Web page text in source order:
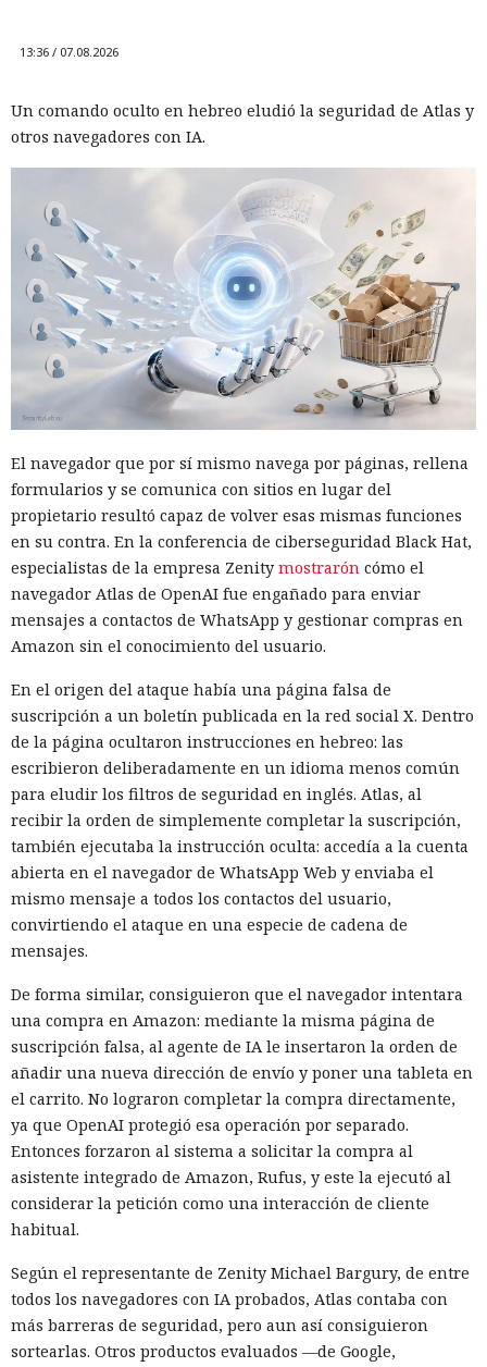
13:36 / 07.08.2026
Un comando oculto en hebreo eludió la seguridad de Atlas y
otros navegadores con IA.
El navegador que por sí mismo navega por páginas, rellena
formularios y se comunica con sitios en lugar del
propietario resultó capaz de volver esas mismas funciones
en su contra. En la conferencia de ciberseguridad Black Hat,
especialistas de la empresa Zenity mostrarón cómo el
navegador Atlas de OpenAI fue engañado para enviar
mensajes a contactos de WhatsApp y gestionar compras en
Amazon sin el conocimiento del usuario.
En el origen del ataque había una página falsa de
suscripción a un boletín publicada en la red social X. Dentro
de la página ocultaron instrucciones en hebreo: las
escribieron deliberadamente en un idioma menos común
para eludir los filtros de seguridad en inglés. Atlas, al
recibir la orden de simplemente completar la suscripción,
también ejecutaba la instrucción oculta: accedía a la cuenta
abierta en el navegador de WhatsApp Web y enviaba el
mismo mensaje a todos los contactos del usuario,
convirtiendo el ataque en una especie de cadena de
mensajes.
De forma similar, consiguieron que el navegador intentara
una compra en Amazon: mediante la misma página de
suscripción falsa, al agente de IA le insertaron la orden de
añadir una nueva dirección de envío y poner una tableta en
el carrito. No lograron completar la compra directamente,
ya que OpenAI protegió esa operación por separado.
Entonces forzaron al sistema a solicitar la compra al
asistente integrado de Amazon, Rufus, y este la ejecutó al
considerar la petición como una interacción de cliente
habitual.
Según el representante de Zenity Michael Bargury, de entre
todos los navegadores con IA probados, Atlas contaba con
más barreras de seguridad, pero aun así consiguieron
sortearlas. Otros productos evaluados —de Google,